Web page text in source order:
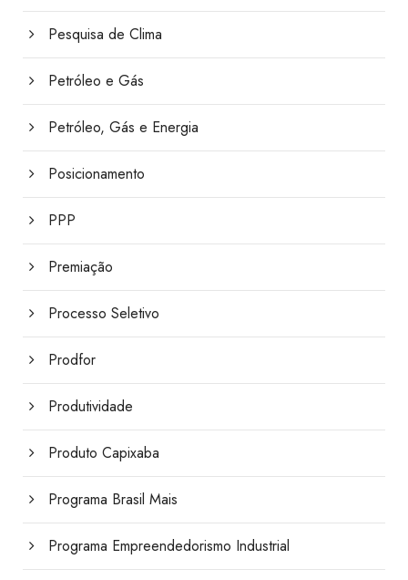
Pesquisa de Clima
Petróleo e Gás
Petróleo, Gás e Energia
Posicionamento
PPP
Premiação
Processo Seletivo
Prodfor
Produtividade
Produto Capixaba
Programa Brasil Mais
Programa Empreendedorismo Industrial